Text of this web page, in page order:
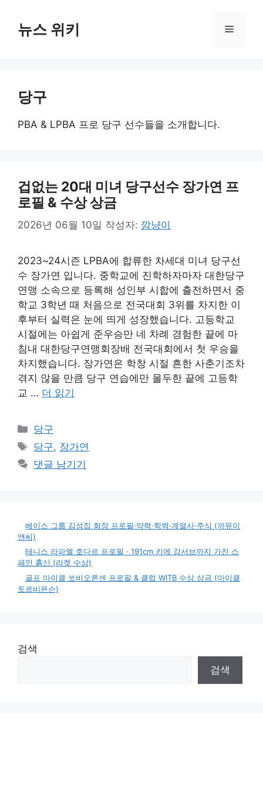
뉴스 위키 메
당구
PBA & LPBA 프로 당구 선수들을 소개합니다.
겁없는 20대 미녀 당구선수 장가연 프
로필 & 수상 상금
2026년 06월 10일 작성자: 깜냥이
2023~24시즌 LPBA에 합류한 차세대 미녀 당구선
수 장가연 입니다. 중학교에 진학하자마자 대한당구
연맹 소속으로 등록해 성인부 시합에 출전하면서 중
학교 3학년 때 처음으로 전국대회 3위를 차지한 이
후부터 실력은 눈에 띄게 성장했습니다. 고등학교
시절에는 아쉽게 준우승만 네 차례 경험한 끝에 마
침내 대한당구연맹회장배 전국대회에서 첫 우승을
차지했습니다. 장가연은 학창 시절 흔한 사춘기조차
겪지 않을 만큼 당구 연습에만 몰두한 끝에 고등학
교 … 더 읽기
카
테
고
리
당구
태
그
당구, 장가연
댓글 남기기
베이스 그룹 김성집 회장 프로필·약력·학력·계열사·주식 (까뮤이
앤씨)
테니스 라파엘 호다르 프로필 · 191cm 키에 강서브까지 가진 스
페인 흙신 (라켓 수상)
골프 마이클 쏘비오른센 프로필 & 클럽 WITB 수상 상금 (마이클
토르비욘슨)
검색
검색